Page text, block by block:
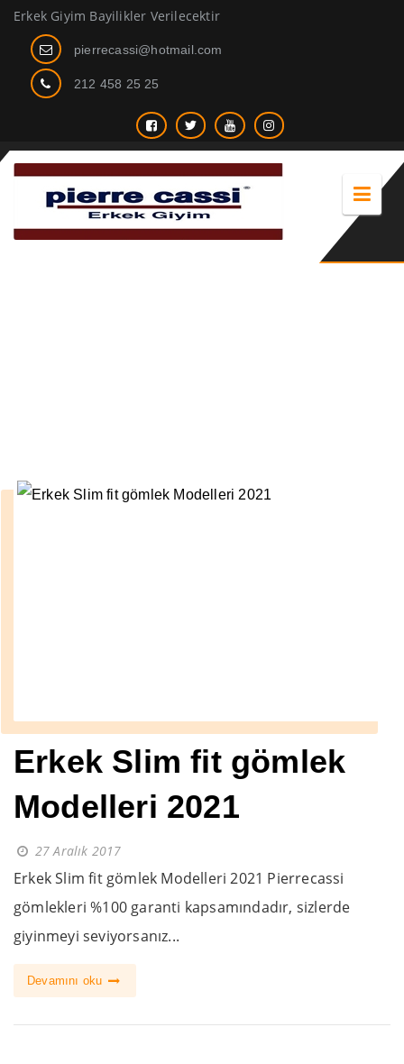
Erkek Giyim Bayilikler Verilecektir
pierrecassi@hotmail.com
212 458 25 25
Erkek Slim fit gömlek
Modelleri 2021
27 Aralık 2017
Erkek Slim fit gömlek Modelleri 2021 Pierrecassi
gömlekleri %100 garanti kapsamındadır, sizlerde
giyinmeyi seviyorsanız...
Devamını oku